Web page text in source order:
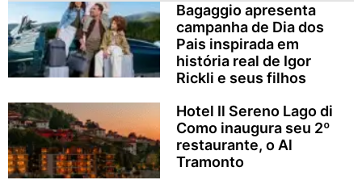
Bagaggio apresenta
campanha de Dia dos
Pais inspirada em
história real de Igor
Rickli e seus filhos
Hotel Il Sereno Lago di
Como inaugura seu 2º
restaurante, o Al
Tramonto